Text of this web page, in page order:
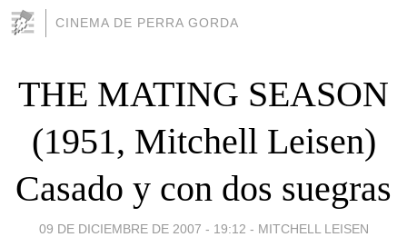
CINEMA DE PERRA GORDA
THE MATING SEASON
(1951, Mitchell Leisen)
Casado y con dos suegras
09 DE DICIEMBRE DE 2007 - 19:12 - MITCHELL LEISEN